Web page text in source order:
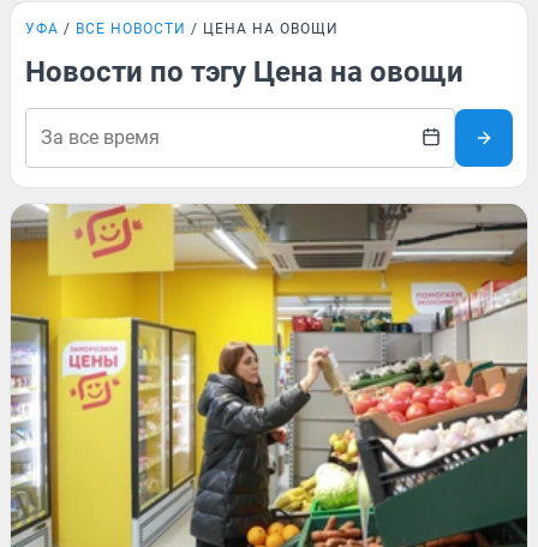
УФА ВСЕ НОВОСТИ ЦЕНА НА ОВОЩИ
Новости по тэгу Цена на овощи